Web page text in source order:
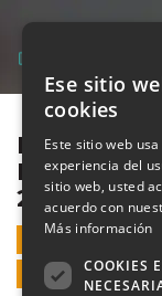
IL
IL
BABBO
2025
28
LAS VENTAS
Ese sitio
cookies
Este sitio web
experiencia del
sitio web, usted
acuerdo con
Más información
COOKIES